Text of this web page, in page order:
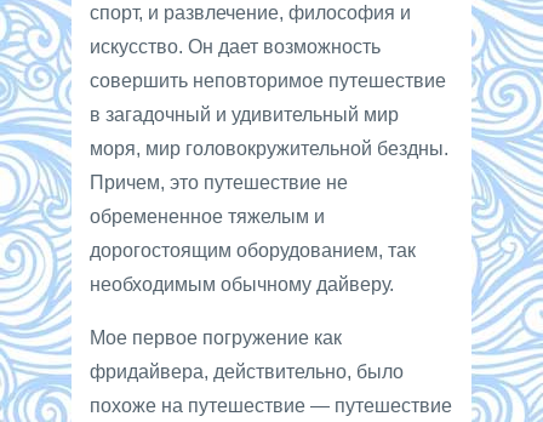
спорт, и развлечение, философия и
искусство. Он дает возможность
совершить неповторимое путешествие
в загадочный и удивительный мир
моря, мир головокружительной бездны.
Причем, это путешествие не
обремененное тяжелым и
дорогостоящим оборудованием, так
необходимым обычному дайверу.
Мое первое погружение как
фридайвера, действительно, было
похоже на путешествие — путешествие